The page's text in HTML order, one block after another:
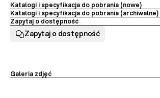
Katalogi i specyfikacja do pobrania (nowe)
Katalogi i specyfikacja do pobrania (archiwalne)
Zapytaj o dostępność
Zapytaj o dostępność
Galeria zdjęć